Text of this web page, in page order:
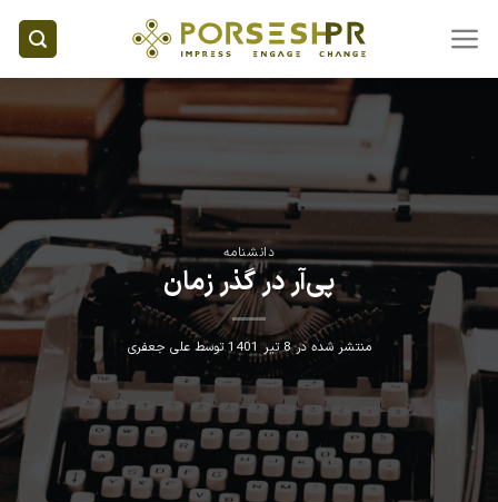
content
دانشنامه
پی‌آر در گذر زمان
منتشر شده در8 تیر 1401 توسطعلی جعفری